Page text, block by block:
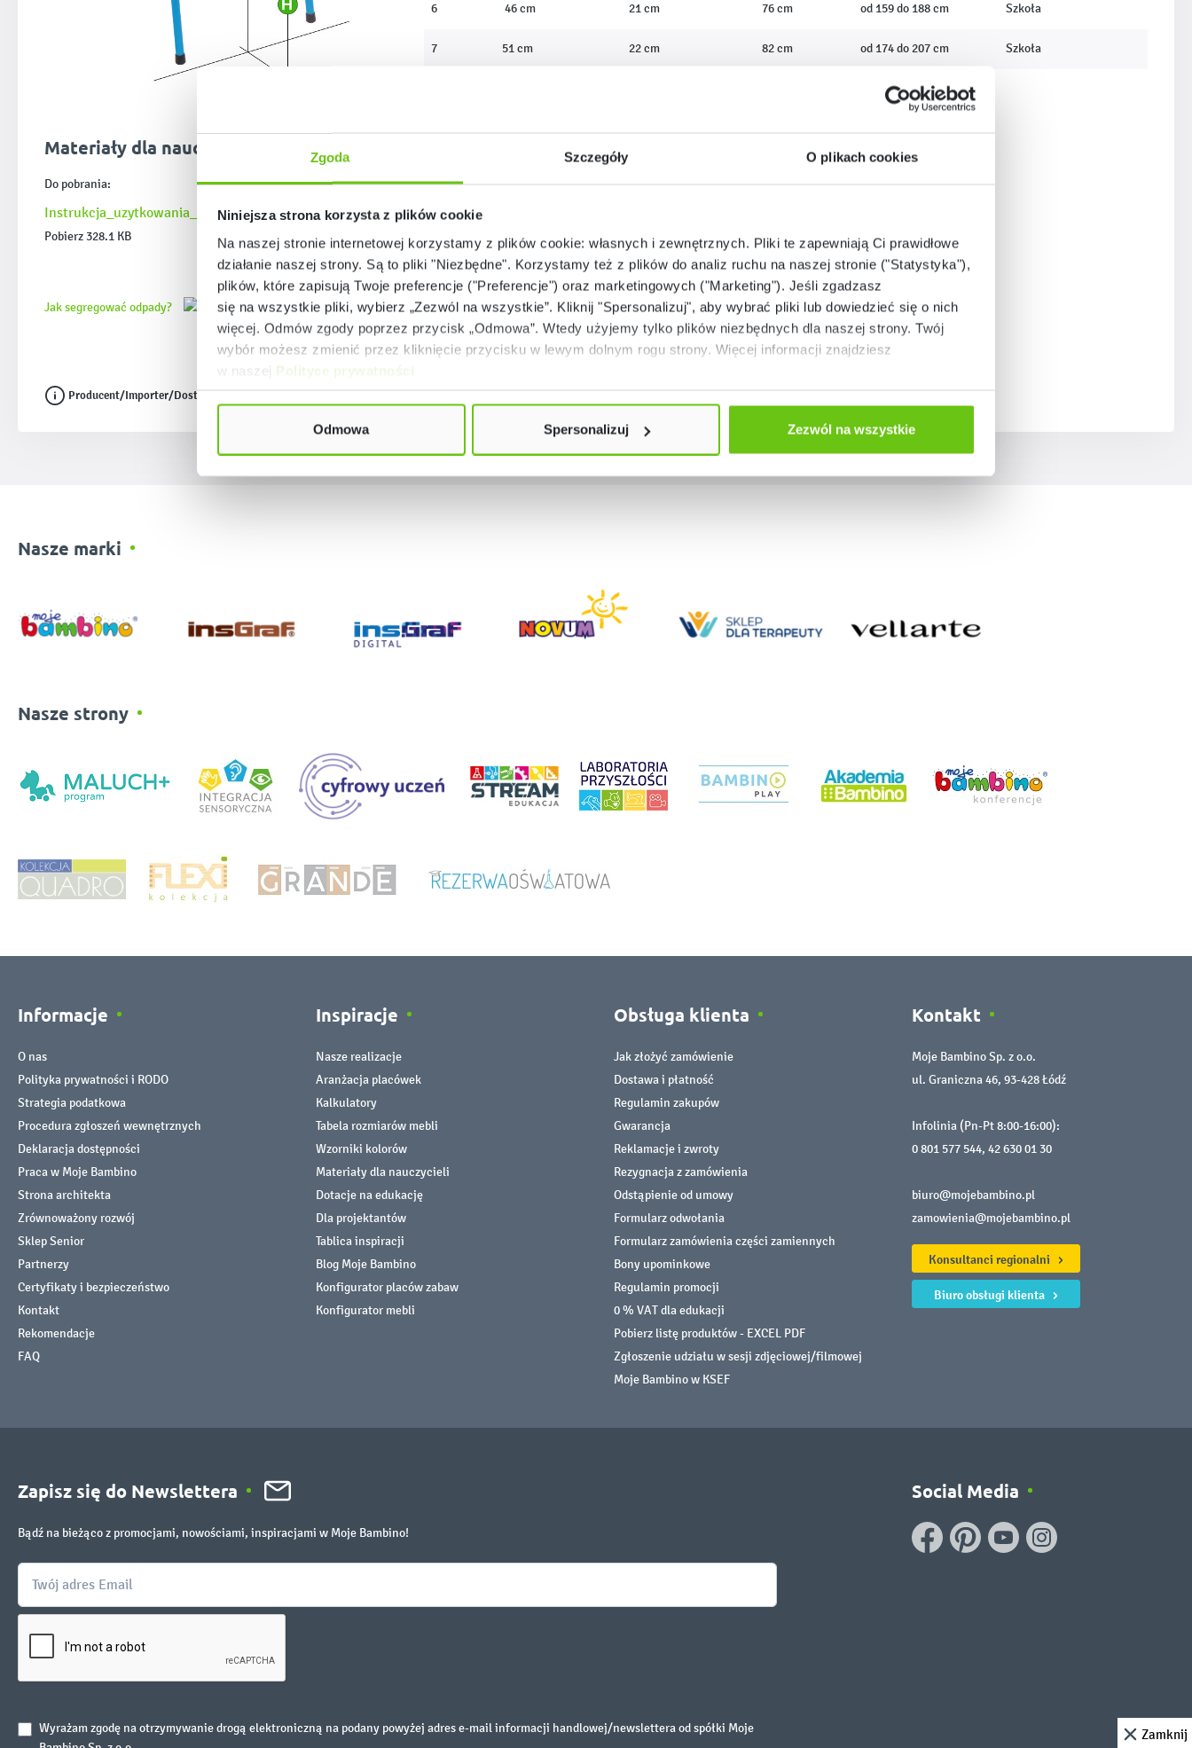
Zgoda Szczegóły O plikach cookies
Niniejsza strona korzysta z plików cookie
Na naszej stronie internetowej korzystamy z plików cookie: własnych i zewnętrznych. Pliki te zapewniają Ci prawidłowe
działanie naszej strony. Są to pliki "Niezbędne". Korzystamy też z plików do analiz ruchu na naszej stronie ("Statystyka"),
plików, które zapisują Twoje preferencje ("Preferencje") oraz marketingowych ("Marketing"). Jeśli zgadzasz
się na wszystkie pliki, wybierz „Zezwól na wszystkie”. Kliknij "Spersonalizuj", aby wybrać pliki lub dowiedzieć się o nich
więcej. Odmów zgody poprzez przycisk „Odmowa”. Wtedy użyjemy tylko plików niezbędnych dla naszej strony. Twój
wybór możesz zmienić przez kliknięcie przycisku w lewym dolnym rogu strony. Więcej informacji znajdziesz
w naszej Polityce prywatności
Odmowa Spersonalizuj Zezwól na wszystkie
6 46 cm 21 cm 76 cm od 159 do 188 cm Szkoła
7 51 cm 22 cm 82 cm od 174 do 207 cm Szkoła
Materiały dla nauczyciela
Do pobrania:
Instrukcja_uzytkowania_i_konserwacji_stolow_i_krzesel25082025.pdf
Pobierz 328.1 KB
Jak segregować odpady?
Producent/Importer/Dostawca
Nasze marki
Nasze strony
Informacje
O nas
Polityka prywatności i RODO
Strategia podatkowa
Procedura zgłoszeń wewnętrznych
Deklaracja dostępności
Praca w Moje Bambino
Strona architekta
Zrównoważony rozwój
Sklep Senior
Partnerzy
Certyfikaty i bezpieczeństwo
Kontakt
Rekomendacje
FAQ
Inspiracje
Nasze realizacje
Aranżacja placówek
Kalkulatory
Tabela rozmiarów mebli
Wzorniki kolorów
Materiały dla nauczycieli
Dotacje na edukację
Dla projektantów
Tablica inspiracji
Blog Moje Bambino
Konfigurator placów zabaw
Konfigurator mebli
Obsługa klienta
Jak złożyć zamówienie
Dostawa i płatność
Regulamin zakupów
Gwarancja
Reklamacje i zwroty
Rezygnacja z zamówienia
Odstąpienie od umowy
Formularz odwołania
Formularz zamówienia części zamiennych
Bony upominkowe
Regulamin promocji
0 % VAT dla edukacji
Pobierz listę produktów - EXCEL PDF
Zgłoszenie udziału w sesji zdjęciowej/filmowej
Moje Bambino w KSEF
Kontakt
Moje Bambino Sp. z o.o.
ul. Graniczna 46, 93-428 Łódź
Infolinia (Pn-Pt 8:00-16:00):
0 801 577 544, 42 630 01 30
biuro@mojebambino.pl
zamowienia@mojebambino.pl
Konsultanci regionalni
Biuro obsługi klienta
Zapisz się do Newslettera
Bądź na bieżąco z promocjami, nowościami, inspiracjami w Moje Bambino!
Wyrażam zgodę na otrzymywanie drogą elektroniczną na podany powyżej adres e-mail informacji handlowej/newslettera od spółki Moje
Social Media
Zamknij